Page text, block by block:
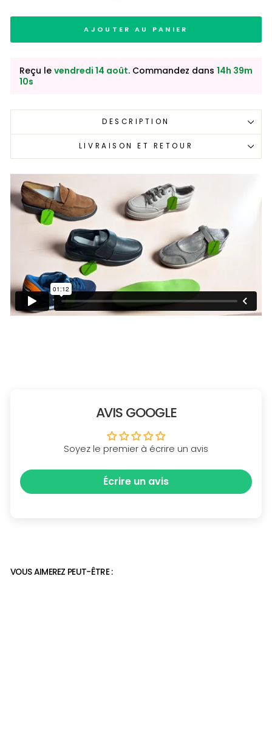
AJOUTER AU PANIER
Reçu le vendredi 14 août. Commandez dans 14h 39m
09s
DESCRIPTION
LIVRAISON ET RETOUR
AVIS GOOGLE
Soyez le premier à écrire un avis
Écrire un avis
VOUS AIMEREZ PEUT-ÊTRE :